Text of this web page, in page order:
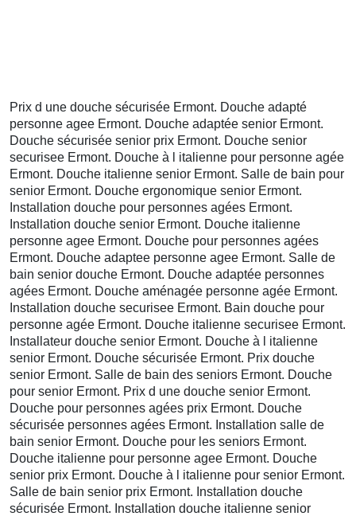
Prix d une douche sécurisée Ermont. Douche adapté
personne agee Ermont. Douche adaptée senior Ermont.
Douche sécurisée senior prix Ermont. Douche senior
securisee Ermont. Douche à l italienne pour personne agée
Ermont. Douche italienne senior Ermont. Salle de bain pour
senior Ermont. Douche ergonomique senior Ermont.
Installation douche pour personnes agées Ermont.
Installation douche senior Ermont. Douche italienne
personne agee Ermont. Douche pour personnes agées
Ermont. Douche adaptee personne agee Ermont. Salle de
bain senior douche Ermont. Douche adaptée personnes
agées Ermont. Douche aménagée personne agée Ermont.
Installation douche securisee Ermont. Bain douche pour
personne agée Ermont. Douche italienne securisee Ermont.
Installateur douche senior Ermont. Douche à l italienne
senior Ermont. Douche sécurisée Ermont. Prix douche
senior Ermont. Salle de bain des seniors Ermont. Douche
pour senior Ermont. Prix d une douche senior Ermont.
Douche pour personnes agées prix Ermont. Douche
sécurisée personnes agées Ermont. Installation salle de
bain senior Ermont. Douche pour les seniors Ermont.
Douche italienne pour personne agee Ermont. Douche
senior prix Ermont. Douche à l italienne pour senior Ermont.
Salle de bain senior prix Ermont. Installation douche
sécurisée Ermont. Installation douche italienne senior